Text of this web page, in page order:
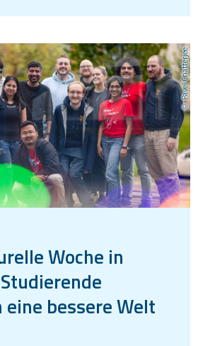
Pavel Chatterjee
Woche in
bessere Welt